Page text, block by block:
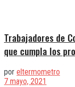
Trabajadores de
que cumpla los
por eltermometro
7 mayo, 2021